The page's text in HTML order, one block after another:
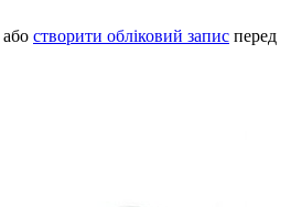
або створити обліковий запис перед